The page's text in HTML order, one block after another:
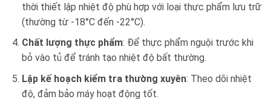
thời thiết lập nhiệt độ phù hợp với loại thực phẩm lưu trữ
(thường từ -18°C đến -22°C).
Chất lượng thực phẩm: Để thực phẩm nguội trước khi
bỏ vào tủ để tránh tạo nhiệt độ bất thường.
Lập kế hoạch kiểm tra thường xuyên: Theo dõi nhiệt
độ, đảm bảo máy hoạt động tốt.